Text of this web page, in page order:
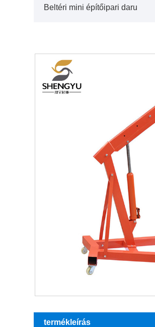
Beltéri mini építőipari daru
termékleírás